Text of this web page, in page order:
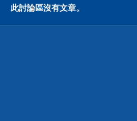
此討論區沒有文章。